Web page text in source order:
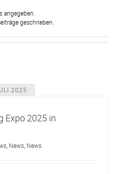
angegeben.
geschrieben.
2025
Expo 2025 in
, News, News